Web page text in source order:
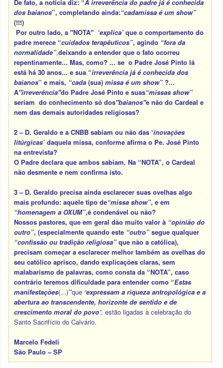
De fato, a notícia diz: “A irreverência do padre já é conhecida
dos baianos”, completando ainda:“cadamissa é um show”
(!!!)
Por outro lado, a "NOTA" ‘explica’que o comportamento do
padre merece “cuidados terapêuticos”, agindo “fora da
normalidade”,deixando a entender que o fato ocorreu
repentinamente... Mas, como? ... se o Padre José Pinto lá
está há 30 anos... e sua “irreverência já é conhecida dos
baianos”e mais, “cada(sua) missa é um show” ?...
A"irreverência"do Padre José Pinto e suas“missas show”
seriam do conhecimento só dos"baianos"e não do Cardeal e
nem das demais autoridades religiosas?
2 – D. Geraldo e a CNBB sabiam ou não das ‘inovações
litúrgicas’daquela missa, conforme afirma o Pe. José Pinto
na entrevista?
O Padre declara que ambos sabiam. Na “NOTA”, o Cardeal
não desmente e nem confirma isto.
3 – D. Geraldo precisa ainda esclarecer suas ovelhas algo
mais profundo: aquele tipo de“missa show”, e em
“homenagem a OXUM”,é condenável ou não?
Nossos pastores, que em geral dão muito valor à “opinião do
outro”, (especialmente quando este “outro”segue qualquer
“confissão ou tradição religiosa”que não a católica),
precisam começar a esclarecer melhor também as ovelhas do
seu católico aprisco, dando explicações claras, sem
malabarismo de palavras, como consta da “NOTA”,caso
contrário teremos dificuldade para entender como “Estas
manifestações(...)”que “expressam a riqueza antropológica e a
abertura ao transcendente, horizonte de sentido e de
crescimento moral do povo”,estão ligadas à celebração do
Santo Sacrifício do Calvário.
Marcelo Fedeli
São Paulo – SP